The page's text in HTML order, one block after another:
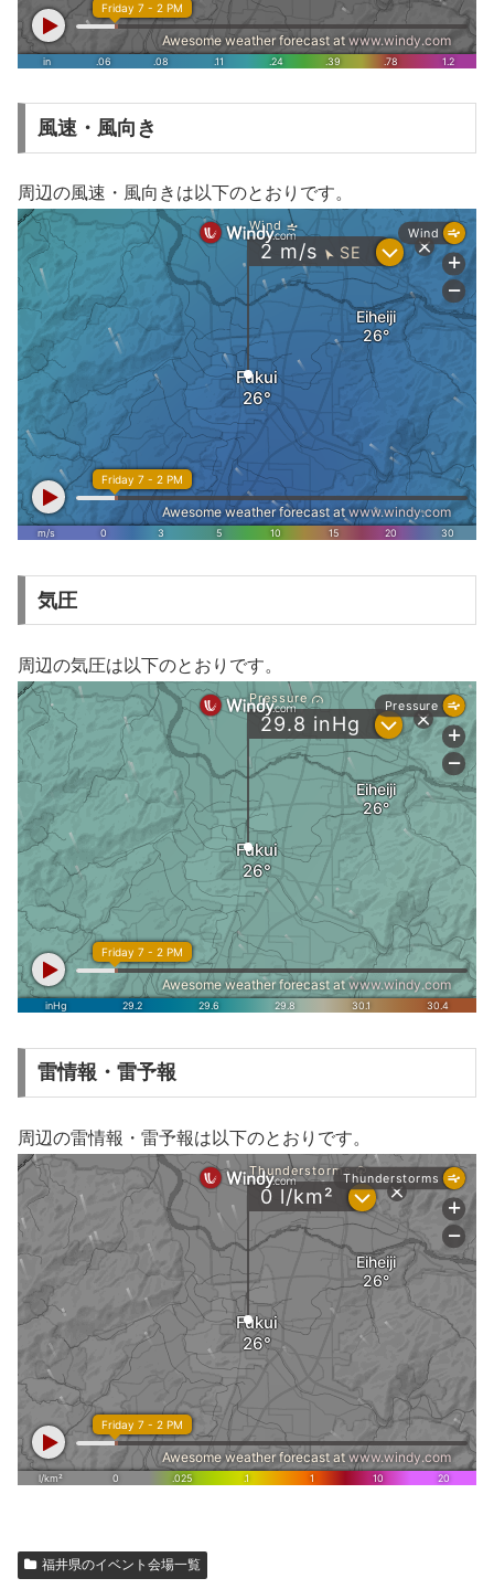
風速・風向き
周辺の風速・風向きは以下のとおりです。
気圧
周辺の気圧は以下のとおりです。
雷情報・雷予報
周辺の雷情報・雷予報は以下のとおりです。
福井県のイベント会場一覧